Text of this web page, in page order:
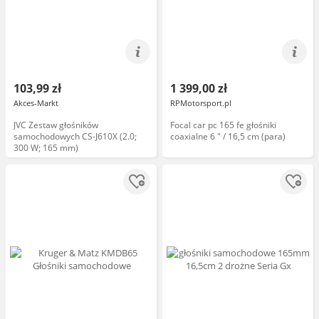
103,99 zł
Akces-Markt
JVC Zestaw głośników
samochodowych CS-J610X (2.0;
300 W; 165 mm)
1 399,00 zł
RPMotorsport.pl
Focal car pc 165 fe głośniki
coaxialne 6 " / 16,5 cm (para)